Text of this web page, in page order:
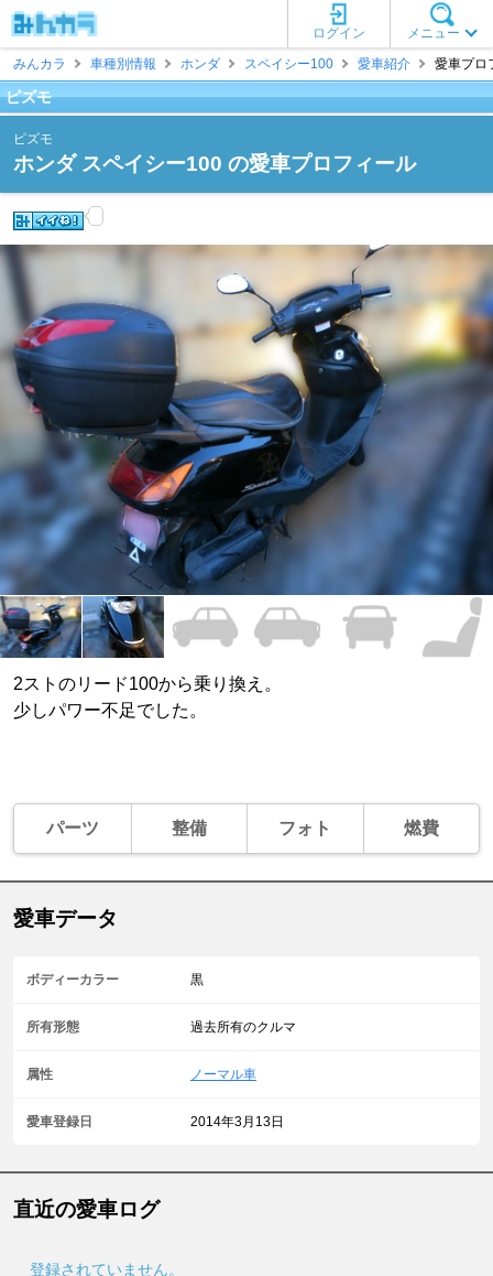
メニュー
ログイン
みんカラ
車種別情報 ホンダ スペイシー100 愛車紹介 愛車プロ
ピズモ
ピズモ
ホンダ スペイシー100 の愛車プロフィール
2ストのリード100から乗り換え。
少しパワー不足でした。
パーツ 整備 フォト 燃費
愛車データ
ボディーカラー 黒
所有形態 過去所有のクルマ
属性 ノーマル車
愛車登録日 2014年3月13日
直近の愛車ログ
登録されていません。